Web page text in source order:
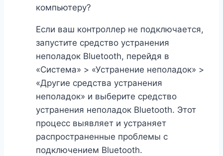
компьютеру?
Если ваш контроллер не подключается,
запустите средство устранения
неполадок Bluetooth, перейдя в
«Система» > «Устранение неполадок» >
«Другие средства устранения
неполадок» и выберите средство
устранения неполадок Bluetooth. Этот
процесс выявляет и устраняет
распространенные проблемы с
подключением Bluetooth.